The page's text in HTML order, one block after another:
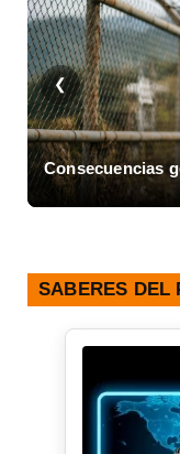
❮
Consecuencias
SABERES DEL